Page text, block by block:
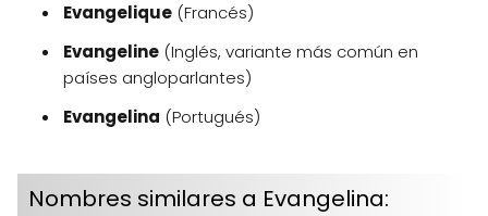
Evangelique (Francés)
Evangeline (Inglés, variante más común en
países angloparlantes)
Evangelina (Portugués)
Nombres similares a Evangelina: